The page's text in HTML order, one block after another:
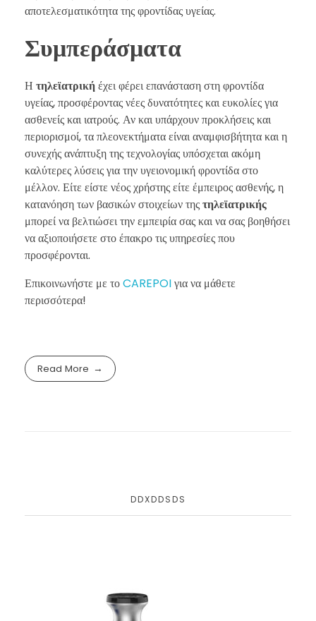
αποτελεσματικότητα της φροντίδας υγείας.
Συμπεράσματα
Η τηλεϊατρικήέχει φέρει επανάσταση στη φροντίδα
υγείας, προσφέροντας νέες δυνατότητες και ευκολίες για
ασθενείς και ιατρούς. Αν και υπάρχουν προκλήσεις και
περιορισμοί, τα πλεονεκτήματα είναι αναμφισβήτητα και η
συνεχής ανάπτυξη της τεχνολογίας υπόσχεται ακόμη
καλύτερες λύσεις για την υγειονομική φροντίδα στο
μέλλον. Είτε είστε νέος χρήστης είτε έμπειρος ασθενής, η
κατανόηση των βασικών στοιχείων τηςτηλεϊατρικής
μπορεί να βελτιώσει την εμπειρία σας και να σας βοηθήσει
να αξιοποιήσετε στο έπακρο τις υπηρεσίες που
προσφέρονται.
Επικοινωνήστε με τοCAREPOIγια να μάθετε
περισσότερα!
Read More
DDXDDSDS